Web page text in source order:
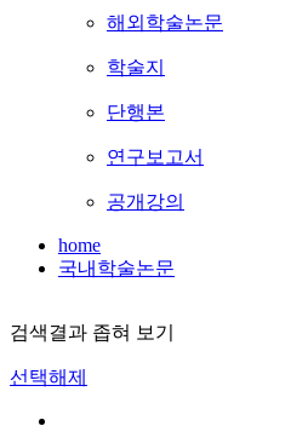
해외학술논문
학술지
단행본
연구보고서
공개강의
home
국내학술논문
검색결과 좁혀 보기
선택해제